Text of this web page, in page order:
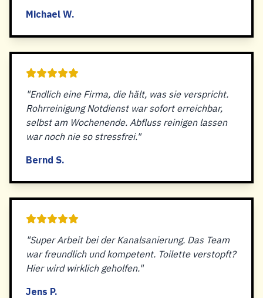
Michael W.
"Endlich eine Firma, die hält, was sie verspricht.
Rohrreinigung Notdienst war sofort erreichbar,
selbst am Wochenende. Abfluss reinigen lassen
war noch nie so stressfrei."
Bernd S.
"Super Arbeit bei der Kanalsanierung. Das Team
war freundlich und kompetent. Toilette verstopft?
Hier wird wirklich geholfen."
Jens P.